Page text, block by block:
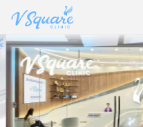
content